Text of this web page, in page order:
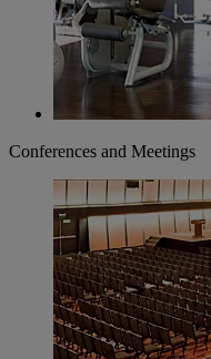
Conferences and Meetings